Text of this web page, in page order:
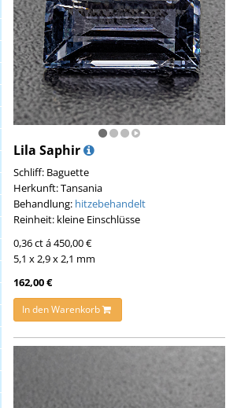
Lila Saphir
Schliff: Baguette
Herkunft: Tansania
Behandlung: hitzebehandelt
Reinheit: kleine Einschlüsse
0,36 ct á 450,00 €
5,1 x 2,9 x 2,1 mm
162,00 €
In den Warenkorb